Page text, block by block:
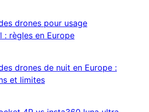
drones pour usage
: règles en Europe
drones de nuit en Europe :
et limites